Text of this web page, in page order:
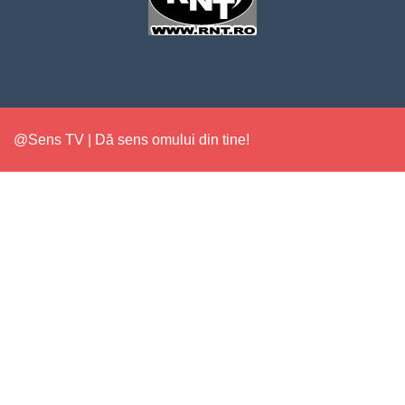
@Sens TV | Dă sens omului din tine!